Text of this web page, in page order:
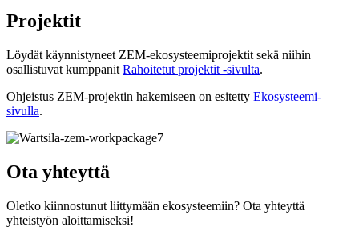
Projektit
Löydät käynnistyneet ZEM-ekosysteemiprojektit sekä niihin
osallistuvat kumppanit Rahoitetut projektit -sivulta.
Ohjeistus ZEM-projektin hakemiseen on esitetty Ekosysteemi-
sivulla.
Ota yhteyttä
Oletko kiinnostunut liittymään ekosysteemiin? Ota yhteyttä
yhteistyön aloittamiseksi!